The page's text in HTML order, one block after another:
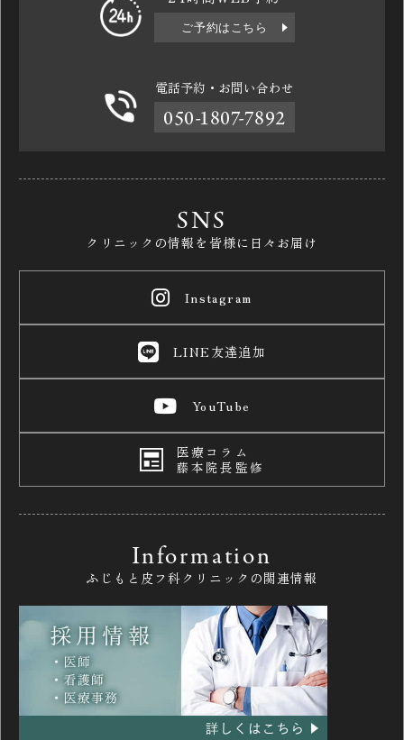
ご予約はこちら
電話予約・お問い合わせ
050-1807-7892
SNS
クリニックの情報を皆様に日々お届け
Instagram
LINE友達追加
YouTube
医療コラム
藤本院長監修
Information
ふじもと皮フ科クリニックの関連情報